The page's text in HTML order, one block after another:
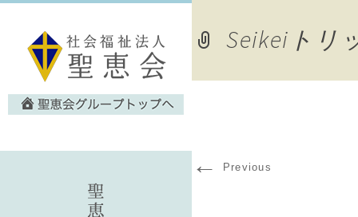
Seikeiトリ
← Previous